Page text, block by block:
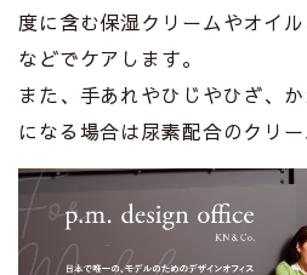
度に含む保湿クリームやオイ
などでケアします。
また、手あれやひじやひざ、
になる場合は尿素配合のクリー